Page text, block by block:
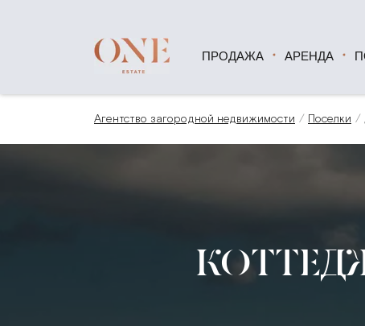
ПРОДАЖА АРЕНДА
Агентство загородной недвижимости Поселки